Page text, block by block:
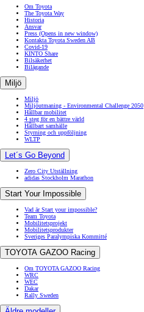
Om Toyota
The Toyota Way
Historia
Ansvar
Press (Opens in new window)
Kontakta Toyota Sweden AB
Covid-19
KINTO Share
Bilsäkerhet
Bilägande
Miljö
Miljö
Miljöutmaning - Environmental Challenge 2050
Hållbar mobilitet
4 steg för en bättre värld
Hållbart samhälle
Styrning och uppföljning
WLTP
Let´s Go Beyond
Zero City Utställning
adidas Stockholm Marathon
Start Your Impossible
Vad är Start your impossible?
Team Toyota
Mobilitetsprojekt
Mobilitetsprodukter
Sveriges Paralympiska Kommitté
TOYOTA GAZOO Racing
Om TOYOTA GAZOO Racing
WRC
WEC
Dakar
Rally Sweden